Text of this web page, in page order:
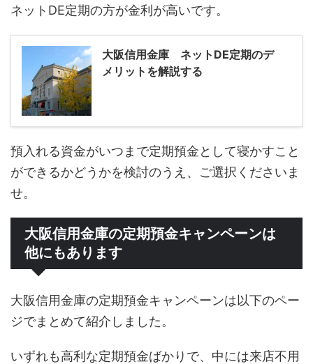
ネットDE定期の方が金利が高いです。
大阪信用金庫 ネットDE定期のデ
メリットを解説する
預入れる資金がいつまで定期預金として寝かすこと
ができるかどうかを検討のうえ、ご選択くださいま
せ。
大阪信用金庫の定期預金キャンペーンは
他にもあります
大阪信用金庫の定期預金キャンペーンは以下のペー
ジでまとめて紹介しました。
いずれも高利な定期預金ばかりで、中には来店不用